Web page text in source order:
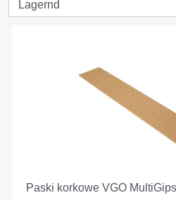
Paski korkowe VGO